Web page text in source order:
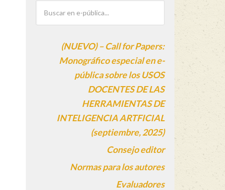
(NUEVO) – Call for Papers:
Monográfico especial en e-
pública sobre los USOS
DOCENTES DE LAS
HERRAMIENTAS DE
INTELIGENCIA ARTFICIAL
(septiembre, 2025)
Consejo editor
Normas para los autores
Evaluadores